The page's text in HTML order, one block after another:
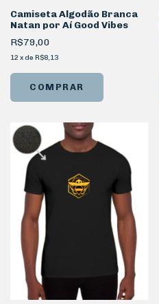
Camiseta Algodão Branca
Natan por Aí Good Vibes
R$79,00
12 x de R$8,13
COMPRAR
1 /3